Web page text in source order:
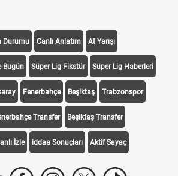
Durumu Canlı Anlatım At Yarışı
Bugün Süper Lig Fikstür Süper Lig Haberleri
Fenerbahçe Beşiktaş Trabzonspor
Transfer Beşiktaş Transfer
İzle iddaa Sonuçları Aktif Sayaç